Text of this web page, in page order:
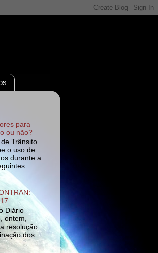
para
ou não?
Trânsito
o uso de
durante a
Diário
ontem,
resolução
dos